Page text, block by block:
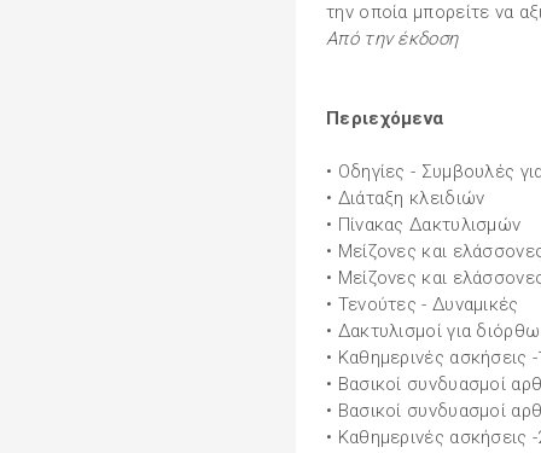
την οποία μπορείτε να
Από την έκδοση
Περιεχόμενα
• Οδηγίες - Συμβουλές
• Διάταξη κλειδιών
• Πίνακας Δακτυλισμών
• Μείζονες και
• Μείζονες και
• Τενούτες - Δυναμικές
• Δακτυλισμοί για
• Καθημερινές ασκήσεις
• Βασικοί συνδυασμοί
• Βασικοί συνδυασμοί
• Καθημερινές ασκήσεις